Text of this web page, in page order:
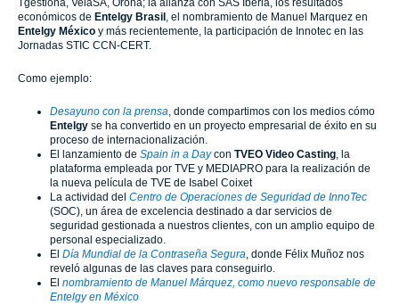
Tgestiona, VeiaSA, Orona; la alianza con SAS Iberia, los resultados
económicos de Entelgy Brasil , el nombramiento de Manuel Marquez en
Entelgy México y más recientemente, la participación de Innotec en las
Jornadas STIC CCN-CERT.
Como ejemplo:
Desayuno con la prensa, donde compartimos con los medios cómo
Entelgy se ha convertido en un proyecto empresarial de éxito en su
proceso de internacionalización.
El lanzamiento de Spain in a Daycon TVEO Video Casting, la
plataforma empleada por TVE y MEDIAPRO para la realización de
la nueva película de TVE de Isabel Coixet
La actividad del Centro de Operaciones de Seguridad de InnoTec
(SOC), un área de excelencia destinado a dar servicios de
seguridad gestionada a nuestros clientes, con un amplio equipo de
personal especializado.
El Día Mundial de la Contraseña Segura, donde Félix Muñoz nos
reveló algunas de las claves para conseguirlo.
El nombramiento de Manuel Márquez, como nuevo responsable de
Entelgy en México